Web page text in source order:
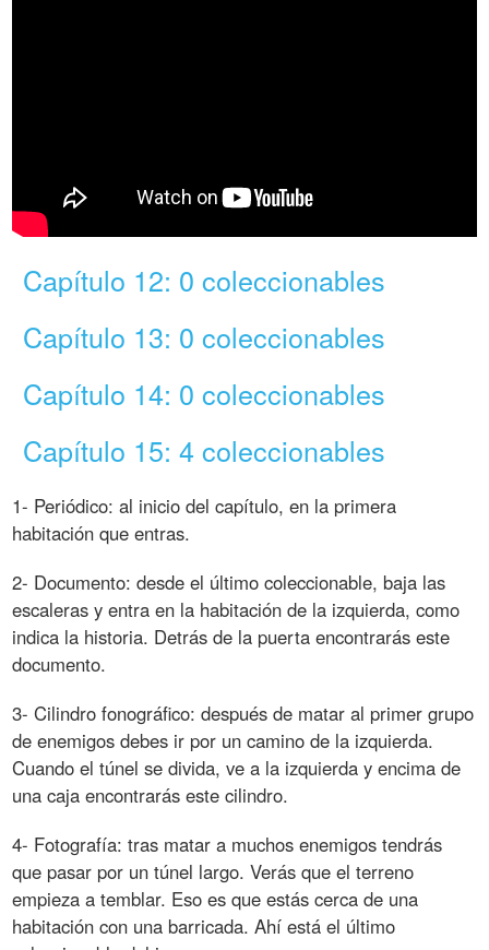
Capítulo 12: 0 coleccionables
Capítulo 13: 0 coleccionables
Capítulo 14: 0 coleccionables
Capítulo 15: 4 coleccionables
1- Periódico: al inicio del capítulo, en la primera
habitación que entras.
2- Documento: desde el último coleccionable, baja las
escaleras y entra en la habitación de la izquierda, como
indica la historia. Detrás de la puerta encontrarás este
documento.
3- Cilindro fonográfico: después de matar al primer grupo
de enemigos debes ir por un camino de la izquierda.
Cuando el túnel se divida, ve a la izquierda y encima de
una caja encontrarás este cilindro.
4- Fotografía: tras matar a muchos enemigos tendrás
que pasar por un túnel largo. Verás que el terreno
empieza a temblar. Eso es que estás cerca de una
habitación con una barricada. Ahí está el último